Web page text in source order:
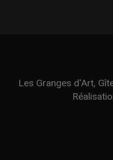
Les Granges d'Art,